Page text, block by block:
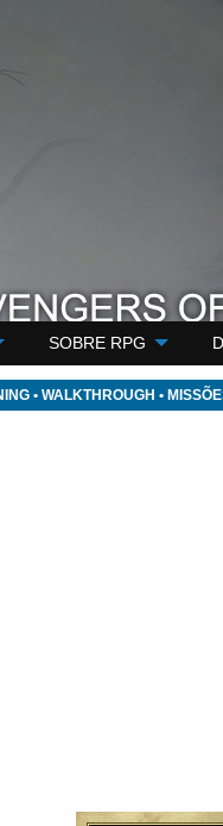
SOBRE RPG
• WALKTHROUGH •